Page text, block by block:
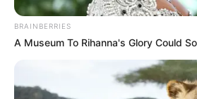
BRAINBERRIES
A Museum To Rihanna's Glory Could